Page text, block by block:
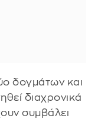
δογμάτων και
διαχρονικά
συμβάλει